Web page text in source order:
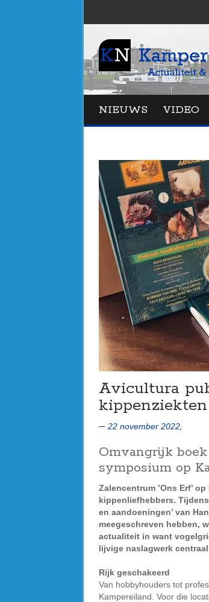
NIEUWS VIDEO
Avicultura
22 november 2022,
Omvangrijk
symposium op
Zalencentrum ’Ons Erf’
kippenliefhebbers.
en aandoeningen’ van
meegeschreven hebben,
actualiteit in want
lijvige naslagwerk
Rijk geschakeerd
Van hobbyhouders tot
Kampereiland. Voor die